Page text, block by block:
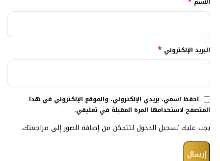
الاسم
البريد الإلكتروني *
احفظ اسمي، بريدي الإلكتروني، والموقع الإلكتروني في هذا
المتصفح لاستخدامها المرة المقبلة في تعليقي.
يجب عليك تسجيل الدخول لتتمكن من إضافة الصور إلى مراجعتك.